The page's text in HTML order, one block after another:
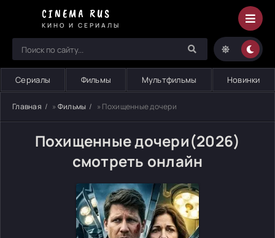
CINEMA RUS
КИНО И СЕРИАЛЫ
Сериалы Фильмы Мультфильмы Новинки
Главная » Фильмы » Похищенные дочери
Похищенные дочери(2026)
смотреть онлайн